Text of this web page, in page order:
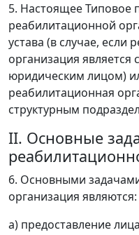
5. Настоящее Типовое
реабилитационной
устава (в случае, если
организация
юридическим лицом)
реабилитационная
структурным
II. Основные
6. Основными
организация являются:
а) предоставление